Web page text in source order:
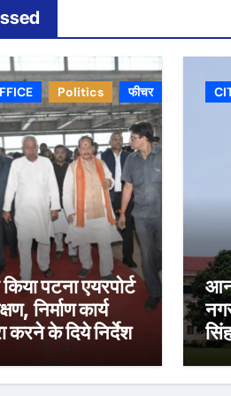
Politics फीचर
पटना एयरपोर्ट
निर्माण कार्य
करने के दिये निर्देश